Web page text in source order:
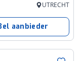
UTRECHT
aanbieder